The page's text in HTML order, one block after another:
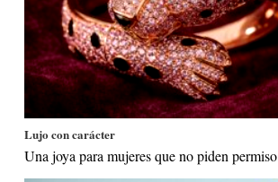
Lujo con carácter
Una joya para mujeres que no piden permiso